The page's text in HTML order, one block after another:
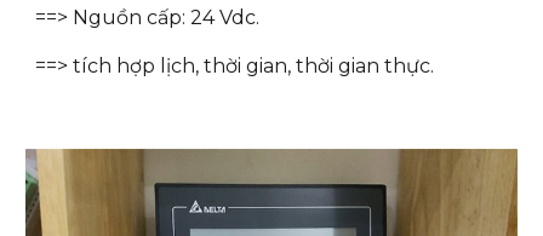
==> Nguồn cấp: 24 Vdc.
==> tích hợp lịch, thời gian, thời gian thực.